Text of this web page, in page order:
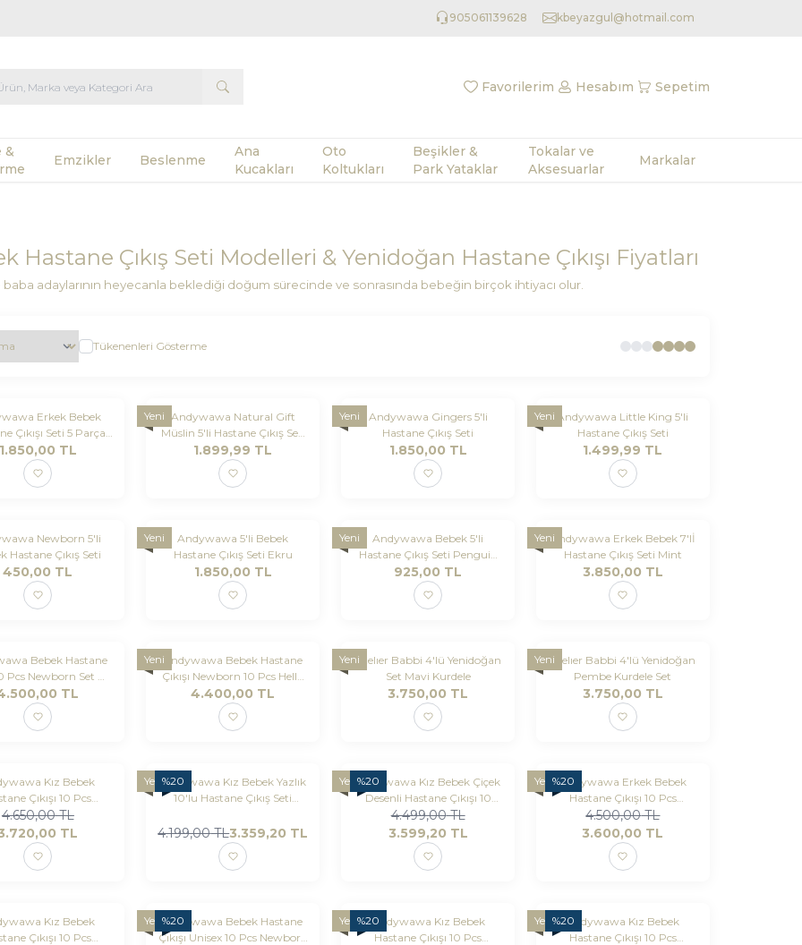
905061139628 kbeyazgul@hotmail.com
Favorilerim Hesabım Sepetim
&
Emzikler Beslenme
Ana
Kucakları
Oto
Koltukları
Beşikler &
Park Yataklar
Tokalar ve
Aksesuarlar
Markalar
Hastane Çıkış Seti Modelleri & Yenidoğan Hastane Çıkışı Fiyatları
adaylarının heyecanla beklediği doğum sürecinde ve sonrasında bebeğin birçok ihtiyacı olur.
Tükenenleri Gösterme
Erkek Bebek
Çıkışı Seti 5 Parça
Muslin
1.850,00 TL
Yeni Andywawa Natural Gift
Müslin 5'li Hastane Çıkış Seti
Beyaz
1.899,99 TL
Yeni
Andywawa Gingers 5'li
Hastane Çıkış Seti
1.850,00 TL
Yeni Andywawa Little King 5'li
Hastane Çıkış Seti
1.499,99 TL
Newborn 5'li
Hastane Çıkış Seti
450,00 TL
Yeni
Andywawa 5'li Bebek
Hastane Çıkış Seti Ekru
1.850,00 TL
Yeni
Andywawa Bebek 5'li
Hastane Çıkış Seti Penguin
Ekru
925,00 TL
YeniAndywawa Erkek Bebek 7'lİ
Hastane Çıkış Seti Mint
3.850,00 TL
Bebek Hastane
Pcs Newborn Set My
Lıttle WorldTL
YeniAndywawa Bebek Hastane
Çıkışı Newborn 10 Pcs Hello
Elephant
4.400,00 TL
YeniAtelıer Babbi 4'lü Yenidoğan
Set Mavi Kurdele
3.750,00 TL
YeniAtelıer Babbi 4'lü Yenidoğan
Pembe Kurdele Set
3.750,00 TL
Kız Bebek
Çıkışı 10 Pcs
Set Chıc Gırl
4.650,00TL
TL
Yeni%20
Andywawa Kız Bebek Yazlık
10'lu Hastane Çıkış Seti
4.199,00TL3.359,20 TL
Yeni%20
Andywawa Kız Bebek Çiçek
Desenli Hastane Çıkışı 10
Parça
4.499,00TL
3.599,20 TL
Yeni%20
Andywawa Erkek Bebek
Hastane Çıkışı 10 Pcs
Newborn Set Mummy
Snuggle Saurus
4.500,00TL
3.600,00 TL
Kız Bebek
Çıkışı 10 Pcs
Yeni%20
Andywawa Bebek Hastane
Çıkışı Unisex 10 Pcs Newborn
Yeni%20Andywawa Kız Bebek
Hastane Çıkışı 10 Pcs
Yeni%20Andywawa Kız Bebek
Hastane Çıkışı 10 Pcs